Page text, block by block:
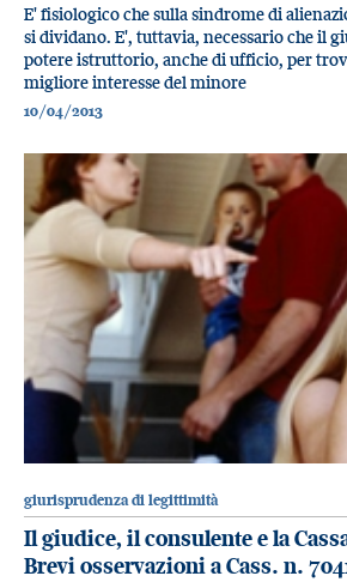
E' fisiologico che sulla sindrome di
si dividano. E', tuttavia, necessario che il
potere istruttorio, anche di ufficio, per
migliore interesse del minore
10/04/2013
giurisprudenza di legittimità
Il giudice, il consulente e la
Brevi osservazioni a Cass. n.